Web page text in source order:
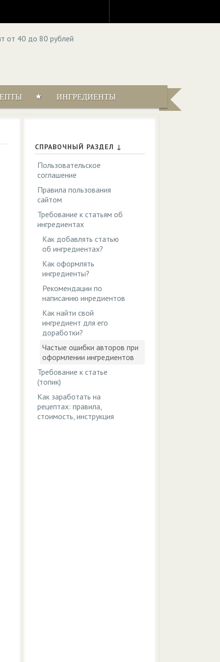
ИНГРЕДИЕНТЫ
СПРАВОЧНЫЙ РАЗДЕЛ ↓
Пользовательское
соглашение
Правила пользования
сайтом
Требование к статьям об
ингредиентах
Как добавлять статью
об ингредиентах?
Как оформлять
ингредиенты?
Рекомендации по
написанию инредиентов
Как найти свой
ингредиент для его
доработки?
Частые ошибки авторов при
оформлении ингредиентов
Требование к статье
(топик)
Как заработать на
рецептах: правила,
стоимость, инструкция